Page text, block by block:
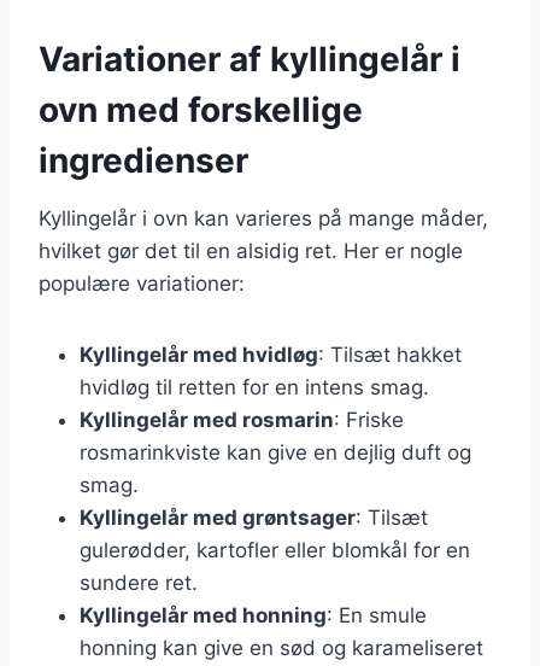
Variationer af kyllingelår i
ovn med forskellige
ingredienser
Kyllingelår i ovn kan varieres på mange måder,
hvilket gør det til en alsidig ret. Her er nogle
populære variationer:
Kyllingelår med hvidløg: Tilsæt hakket
hvidløg til retten for en intens smag.
Kyllingelår med rosmarin: Friske
rosmarinkviste kan give en dejlig duft og
smag.
Kyllingelår med grøntsager: Tilsæt
gulerødder, kartofler eller blomkål for en
sundere ret.
Kyllingelår med honning: En smule
honning kan give en sød og karameliseret